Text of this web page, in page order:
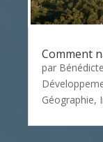
Comment
par
Géographie,